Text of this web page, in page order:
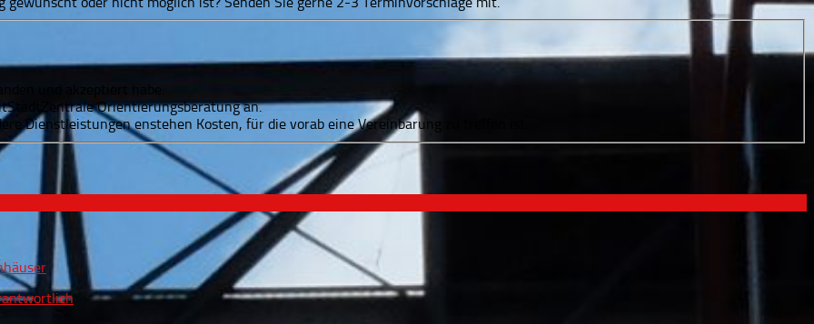
und akzeptiert habe:
Orientierungsberatung an.
Dienstleistungen enstehen Kosten, für die vorab eine Vereinbarung zu treffen ist.